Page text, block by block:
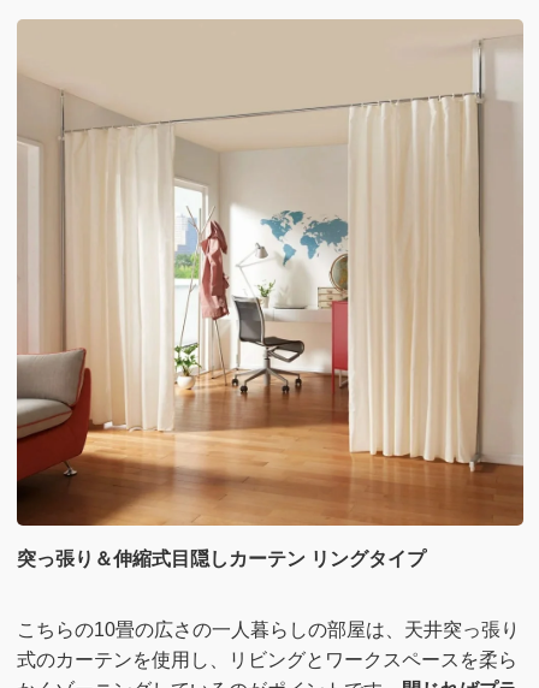
突っ張り＆伸縮式目隠しカーテン リングタイプ
こちらの10畳の広さの一人暮らしの部屋は、天井突っ張り
式のカーテンを使用し、リビングとワークスペースを柔ら